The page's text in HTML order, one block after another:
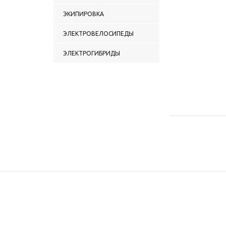
ЭКИПИРОВКА
ЭЛЕКТРОВЕЛОСИПЕДЫ
ЭЛЕКТРОГИБРИДЫ